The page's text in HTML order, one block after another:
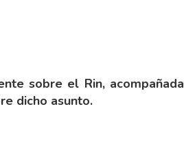
sobre el Rin, acompañada
dicho asunto.